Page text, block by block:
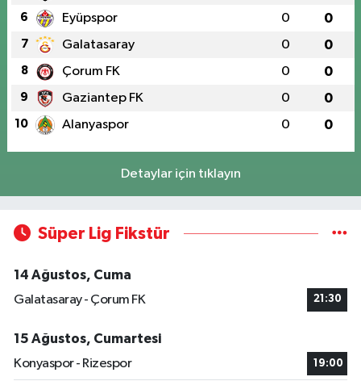
6 Eyüpspor 0 0
7 Galatasaray 0 0
8 Çorum FK 0 0
9 Gaziantep FK 0 0
10 Alanyaspor 0 0
Detaylar için tıklayın
Süper Lig Fikstür
14 Ağustos, Cuma
Galatasaray - Çorum FK
21:30
15 Ağustos, Cumartesi
Konyaspor - Rizespor
19:00